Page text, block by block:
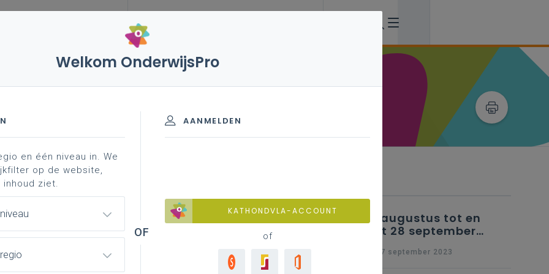
31 maart 2021 – stijgend aantal vroegtijdige
2020-2023
vroegtijdige
onderwijsminister Ben Weyts, maar … ik heb een
en maanden de corona-activiteiten, zowel in
25 augustus tot en
met 28 september
vragen
wo 27 september 2023
Welkom OnderwijsPro
AANMELDEN
KATHONDVLA-ACCOUNT
of
en één niveau in. We
op de website,
ziet.